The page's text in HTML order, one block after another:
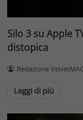
Silo 3 su Apple
distopica
Redazione
Leggi di più